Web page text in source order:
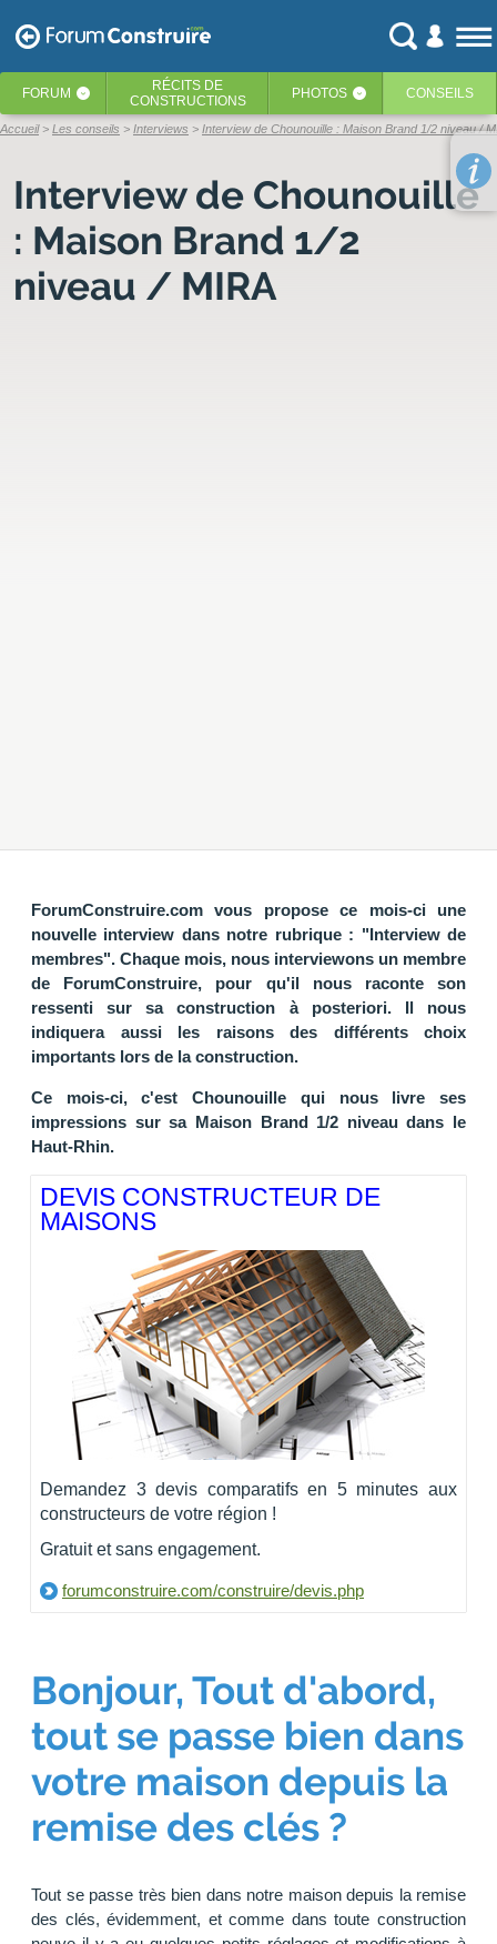
FORUM ‹ RÉCITS DE
CONSTRUCTIONS
PHOTOS ‹ CONSEILS
Accueil Les conseils Interviews Interview de Chounouille : Maison Brand 1/2 niveau /
Interview de Chounouille
: Maison Brand 1/2
niveau / MIRA
ForumConstruire.com vous propose ce mois-ci une
nouvelle interview dans notre rubrique : "Interview de
membres". Chaque mois, nous interviewons un membre
de ForumConstruire, pour qu'il nous raconte son
ressenti sur sa construction à posteriori. Il nous
indiquera aussi les raisons des différents choix
importants lors de la construction.
Ce mois-ci, c'est Chounouille qui nous livre ses
impressions sur sa Maison Brand 1/2 niveau dans le
Haut-Rhin.
DEVIS CONSTRUCTEUR DE
MAISONS
Demandez 3 devis comparatifs en 5 minutes aux
constructeurs de votre région !
Gratuit et sans engagement.
forumconstruire.com/construire/devis.php
Bonjour, Tout d'abord,
tout se passe bien dans
votre maison depuis la
remise des clés ?
Tout se passe très bien dans notre maison depuis la remise
des clés, évidemment, et comme dans toute construction